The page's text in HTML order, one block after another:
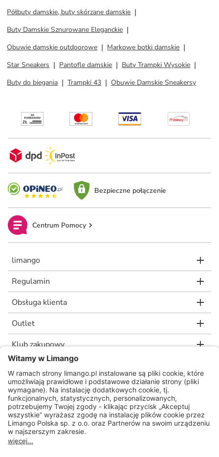
Półbuty damskie, buty skórzane damskie
Buty Damskie Sznurowane Eleganckie
Obuwie damskie outdoorowe
Markowe botki damskie
Star Sneakers
Pantofle damskie
Buty Trampki Wysokie
Buty do biegania
Trampki 43 Obuwie Damskie Sneakersy
Bezpieczne połączenie
Centrum Pomocy
limango
Regulamin
Obsługa klienta
Outlet
Klub zakupowy